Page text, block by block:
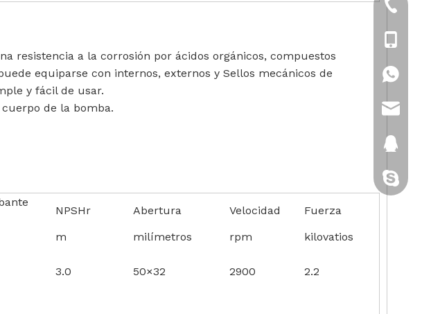
resistencia a la corrosión por ácidos orgánicos, compuestos
equiparse con internos, externos y Sellos mecánicos de
y fácil de usar.
de la bomba.
NPSHr Abertura Velocidad
Fuerza
m milímetros rpm kilovatios
3.0 50×32 2900 2.2
+86-
+86-
gatito-